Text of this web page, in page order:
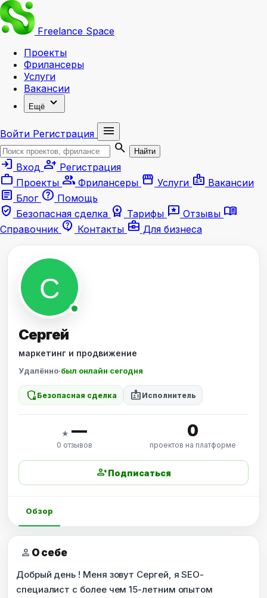
Freelance Space
Проекты
Фрилансеры
Услуги
Вакансии
Ещё expand_more
Войти Регистрация
menu
search
Найти
login Вход person_add Регистрация
work Проекты group Фрилансеры storefront Услуги badge Вакансии
article Блог help Помощь
verified_user Безопасная сделка workspace_premium Тарифы reviews Отзывы menu_book
Справочник contact_support Контакты business_center Для бизнеса
Сергей
маркетинг и продвижение
Удалённо·был онлайн сегодня
shield_locked Безопасная сделка badge Исполнитель
★ —
0 отзывов
0
проектов на платформе
person_addПодписаться
Обзор
person О себе
Добрый день ! Меня зовут Сергей, я SEO-
специалист с более чем 15-летним опытом